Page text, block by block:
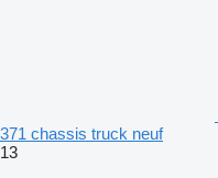
371 chassis truck neuf
13